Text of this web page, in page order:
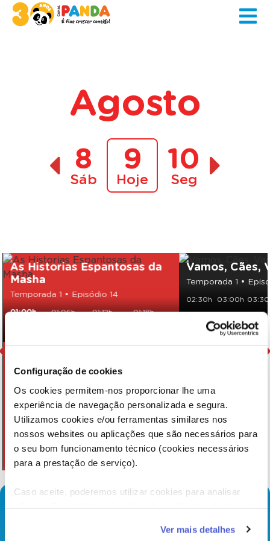
Configuração de cookies
Os cookies permitem-nos proporcionar lhe uma
experiência de navegação personalizada e segura.
Utilizamos cookies e/ou ferramentas similares nos
nossos websites ou aplicações que são necessários para
o seu bom funcionamento técnico (cookies necessários
para a prestação de serviço).
Caso aceite, poderemos utilizar cookies para analisar
funcionalidades (cookies de personalização e
Ver mais detalhes
Agosto
8
Sáb
9
Hoje
10
Seg
As Historias Espantosas da
Masha
Temporada 1 • Episódio 14
01:00h 01:06h 01:12h
01:18h
Vamos, Cães,
Temporada 1 •
02:30h 03:00h